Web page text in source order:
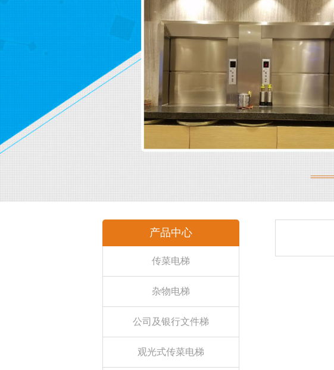
产品中心
传菜电梯
杂物电梯
公司及银行文件梯
观光式传菜电梯